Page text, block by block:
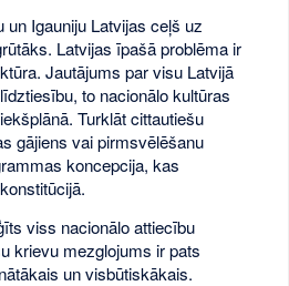
un Igauniju Latvijas ceļš uz
Latvijas īpašā problēma ir
Jautājums par visu Latvijā
to nacionālo kultūras
Turklāt cittautiešu
gājiens vai pirmsvēlēšanu
koncepcija, kas
viss nacionālo attiecību
krievu mezglojums ir pats
un visbūtiskākais.